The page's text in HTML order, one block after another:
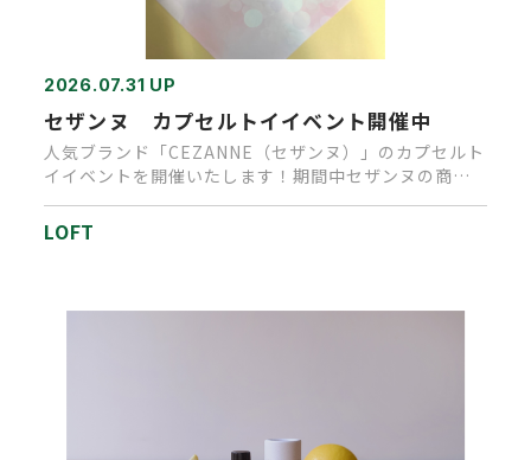
2026.07.31 UP
セザンヌ カプセルトイイベント開催中
人気ブランド「CEZANNE（セザンヌ）」のカプセルト
イイベントを開催いたします！期間中セザンヌの商品
を、１会計税込1,…
LOFT